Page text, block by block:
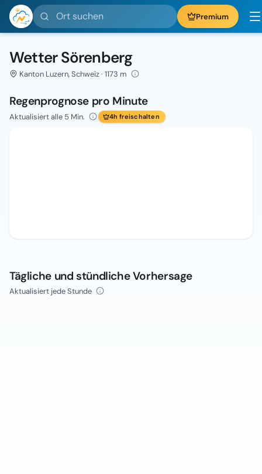
Ort suchen Premium
Wetter Sörenberg
Kanton Luzern, Schweiz · 1173 m
Regenprognose pro Minute
Aktualisiert alle 5 Min. 4h freischalten
Tägliche und stündliche Vorhersage
Aktualisiert jede Stunde